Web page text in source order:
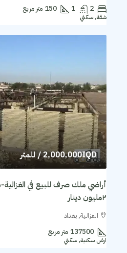
2
1
150 متر مربع
شقة, سكني
2,000,000IQD/ للمتر
أراضي ملك صرف للبيع في الغزالية-
٢مليون دينار
الغزالية, بغداد
137500 متر مربع
ارض سكنية, سكني